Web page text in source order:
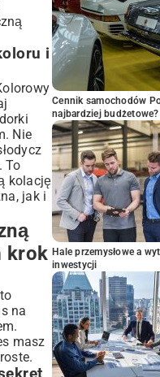
i
Nie
To
kolację
jak i
krok
na
masz
Cennik samochodów
najbardziej budżetowe?
Hale przemysłowe a
inwestycji